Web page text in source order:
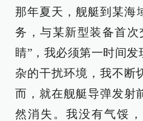
那年夏天，舰艇到某海
务，与某新型装备首
睛”，我必须第一时间
杂的干扰环境，我不断
而，就在舰艇导弹发射
然消失。我没有气馁